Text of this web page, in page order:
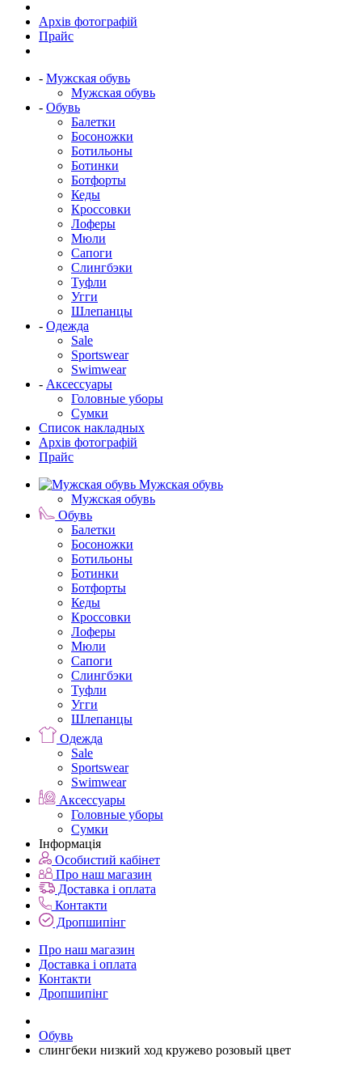
Архів фотографій
Прайс
- Мужская обувь
Мужская обувь
- Обувь
Балетки
Босоножки
Ботильоны
Ботинки
Ботфорты
Кеды
Кроссовки
Лоферы
Мюли
Сапоги
Слингбэки
Туфли
Угги
Шлепанцы
- Одежда
Sale
Sportswear
Swimwear
- Аксессуары
Головные уборы
Сумки
Список накладных
Архів фотографій
Прайс
Мужская обувь
Мужская обувь
Обувь
Балетки
Босоножки
Ботильоны
Ботинки
Ботфорты
Кеды
Кроссовки
Лоферы
Мюли
Сапоги
Слингбэки
Туфли
Угги
Шлепанцы
Одежда
Sale
Sportswear
Swimwear
Аксессуары
Головные уборы
Сумки
Інформація
Особистий кабінет
Про наш магазин
Доставка і оплата
Контакти
Дропшипінг
Про наш магазин
Доставка і оплата
Контакти
Дропшипінг
Обувь
слингбеки низкий ход кружево розовый цвет